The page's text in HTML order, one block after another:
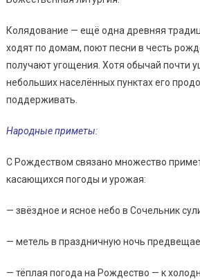
Колядование — ещё одна древняя
ходят по домам, поют песни в честь
получают угощения. Хотя обычай почти
небольших населённых пунктах его
поддерживать.
Народные приметы:
С Рождеством связано множество
касающихся погоды и урожая:
— звёздное и ясное небо в Сочельник
— метель в праздничную ночь
— тёплая погода на Рождество — к